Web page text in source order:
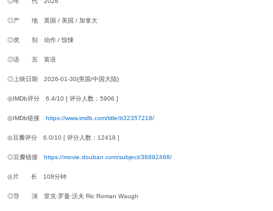
◎产 地 英国 / 美国 / 加拿大
◎类 别 动作 / 惊悚
◎语 言 英语
◎上映日期 2026-01-30(美国/中国大陆)
◎IMDb评分 6.4/10 [ 评分人数：5906 ]
◎IMDb链接 https://www.imdb.com/title/tt32357218/
◎豆瓣评分 6.0/10 [ 评分人数：12418 ]
◎豆瓣链接 https://movie.douban.com/subject/36892468/
◎片 长 108分钟
◎导 演 里克·罗曼·沃夫 Ric Roman Waugh